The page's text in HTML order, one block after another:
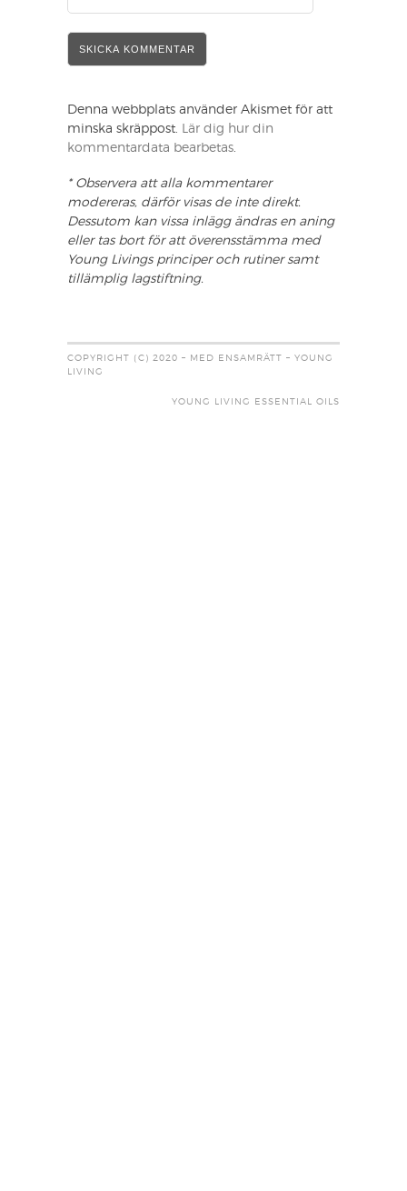
Denna webbplats använder Akismet för att
minska skräppost. Lär dig hur din
kommentardata bearbetas.
* Observera att alla kommentarer
modereras, därför visas de inte direkt.
Dessutom kan vissa inlägg ändras en aning
eller tas bort för att överensstämma med
Young Livings principer och rutiner samt
tillämplig lagstiftning.
COPYRIGHT (C) 2020 – MED ENSAMRÄTT – YOUNG
LIVING
YOUNG LIVING ESSENTIAL OILS